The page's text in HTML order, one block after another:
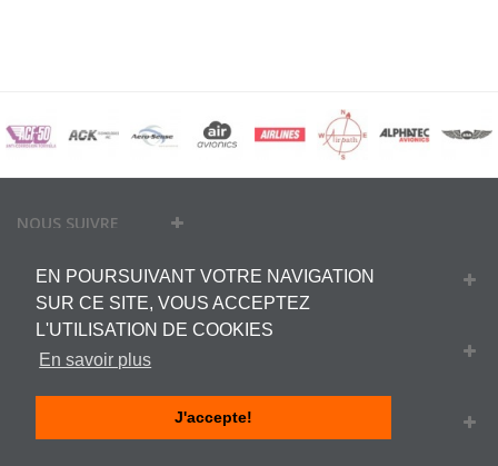
EN POURSUIVANT VOTRE NAVIGATION
SUR CE SITE, VOUS ACCEPTEZ
L'UTILISATION DE COOKIES
En savoir plus
J'accepte!
NOUS SUIVRE
MON COMPTE
INFORMATIONS
INFORMATIONS SUR VOTRE BOUTIQUE